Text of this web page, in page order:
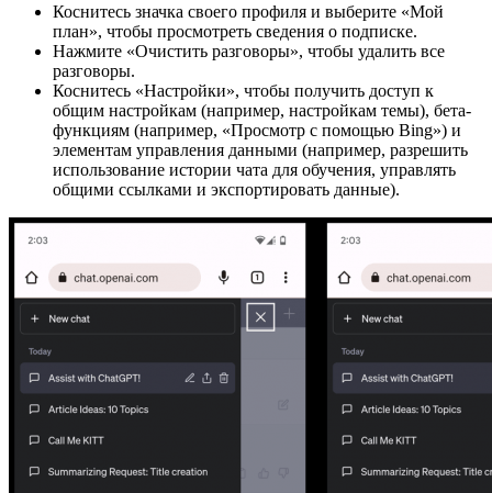
Коснитесь значка своего профиля и выберите «Мой
план», чтобы просмотреть сведения о подписке.
Нажмите «Очистить разговоры», чтобы удалить все
разговоры.
Коснитесь «Настройки», чтобы получить доступ к
общим настройкам (например, настройкам темы), бета-
функциям (например, «Просмотр с помощью Bing») и
элементам управления данными (например, разрешить
использование истории чата для обучения, управлять
общими ссылками и экспортировать данные).